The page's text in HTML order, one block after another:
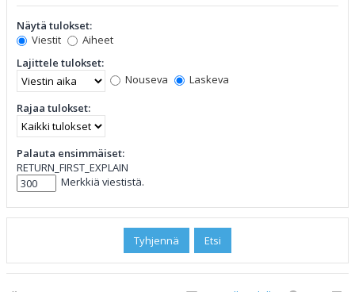
Näytä tulokset:
Viestit
Aiheet
Lajittele tulokset:
Nouseva
Laskeva
Rajaa tulokset:
Palauta ensimmäiset:
RETURN_FIRST_EXPLAIN
Merkkiä viestistä.